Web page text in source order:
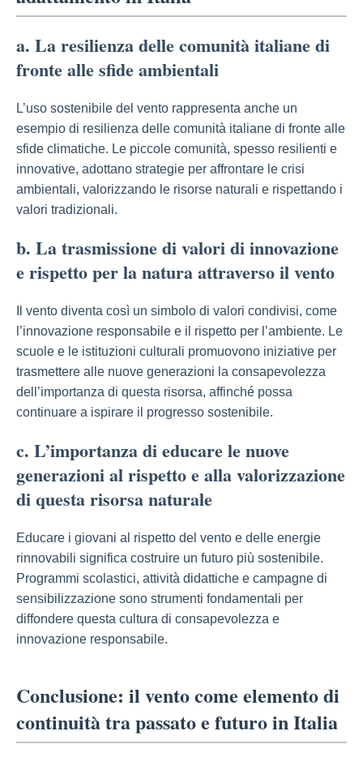
a. La resilienza delle comunità italiane di
fronte alle sfide ambientali
L’uso sostenibile del vento rappresenta anche un
esempio di resilienza delle comunità italiane di fronte alle
sfide climatiche. Le piccole comunità, spesso resilienti e
innovative, adottano strategie per affrontare le crisi
ambientali, valorizzando le risorse naturali e rispettando i
valori tradizionali.
b. La trasmissione di valori di innovazione
e rispetto per la natura attraverso il vento
Il vento diventa così un simbolo di valori condivisi, come
l’innovazione responsabile e il rispetto per l’ambiente. Le
scuole e le istituzioni culturali promuovono iniziative per
trasmettere alle nuove generazioni la consapevolezza
dell’importanza di questa risorsa, affinché possa
continuare a ispirare il progresso sostenibile.
c. L’importanza di educare le nuove
generazioni al rispetto e alla valorizzazione
di questa risorsa naturale
Educare i giovani al rispetto del vento e delle energie
rinnovabili significa costruire un futuro più sostenibile.
Programmi scolastici, attività didattiche e campagne di
sensibilizzazione sono strumenti fondamentali per
diffondere questa cultura di consapevolezza e
innovazione responsabile.
Conclusione: il vento come elemento di
continuità tra passato e futuro in Italia